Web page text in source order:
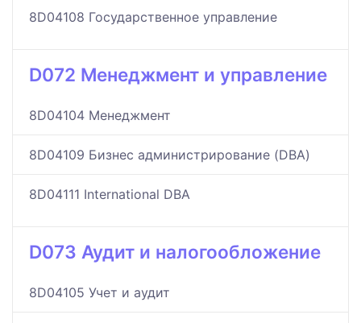
8D04108 Государственное управление
D072 Менеджмент и управление
8D04104 Менеджмент
8D04109 Бизнес администрирование (DBA)
8D04111 International DBA
D073 Аудит и налогообложение
8D04105 Учет и аудит